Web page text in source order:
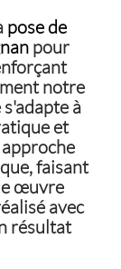
pose de
pour
notre
à
et
faisant
œuvre
avec
résultat